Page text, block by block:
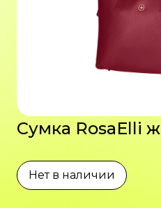
Сумка RosaElli
Нет в наличии